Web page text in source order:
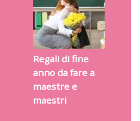
Regali di fine
anno da fare a
maestre e
maestri